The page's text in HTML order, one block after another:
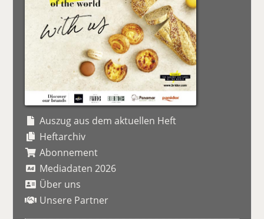
Auszug aus dem aktuellen Heft
Heftarchiv
Abonnement
Mediadaten 2026
Über uns
Unsere Partner